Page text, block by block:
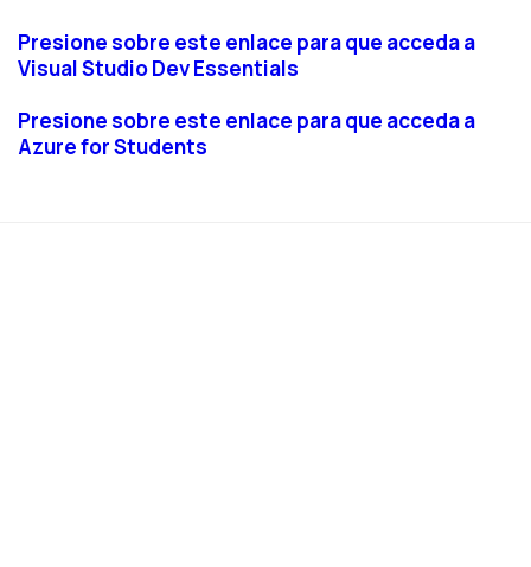
Presione sobre este enlace para que acceda a
Visual Studio Dev Essentials
Presione sobre este enlace para que acceda a
Azure for Students